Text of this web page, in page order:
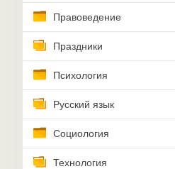
Правоведение
Праздники
Психология
Русский язык
Социология
Технология